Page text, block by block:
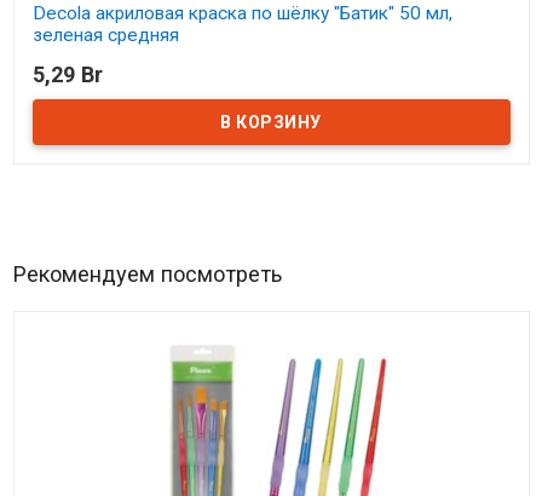
Decola акриловая краска по шёлку "Батик" 50 мл,
зеленая средняя
В наличии
5,29 Br
Рекомендуем посмотреть